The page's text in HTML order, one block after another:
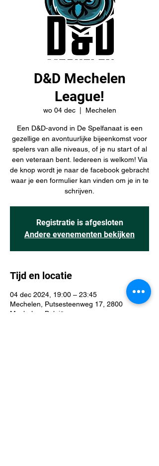
D&D Mechelen
League!
wo 04 dec
  |
Mechelen
Een D&D-avond in De Spelfanaat is een
gezellige en avontuurlijke bijeenkomst voor
spelers van alle niveaus, of je nu start of al
een veteraan bent. Iedereen is welkom! Via
de knop wordt je naar de facebook gebracht
waar je een formulier kan vinden om je in te
schrijven.
Registratie is afgesloten
Andere evenementen bekijken
Tijd en locatie
04 dec 2024, 19:00 – 23:45
Mechelen, Putsesteenweg 17, 2800
Mechelen, België